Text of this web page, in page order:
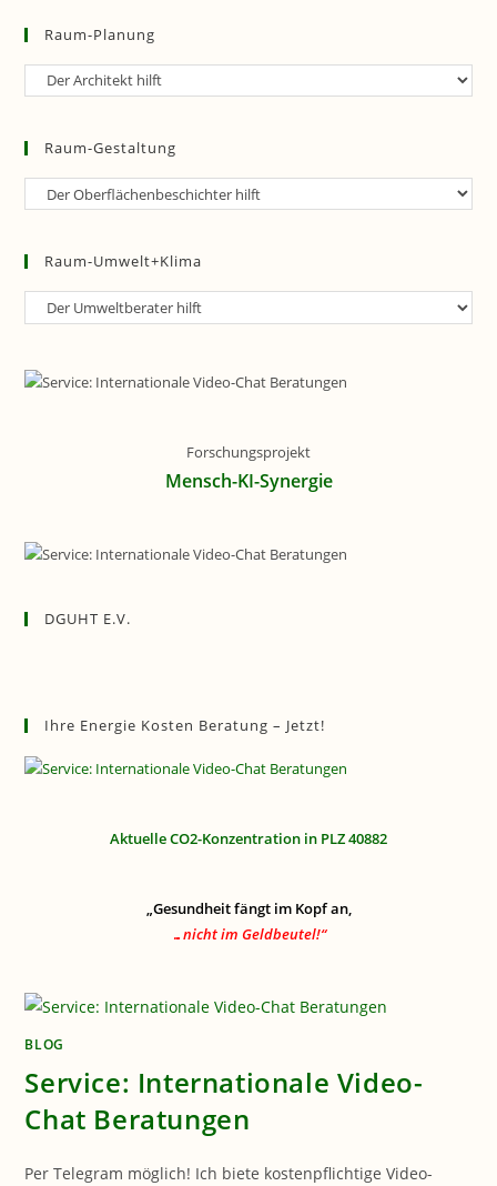
Raum-Planung
Raum-
Raum-Gestaltung
Raum-
Raum-Umwelt+Klima
Raum-
Forschungsprojekt
Mensch-KI-Synergie
DGUHT E.V.
Ihre Energie Kosten Beratung – Jetzt!
Aktuelle CO2-Konzentration in PLZ 40882
„Gesundheit fängt im Kopf an,
…nicht im Geldbeutel!“
BLOG
Service: Internationale Video-
Chat Beratungen
Per Telegram möglich! Ich biete kostenpflichtige Video-